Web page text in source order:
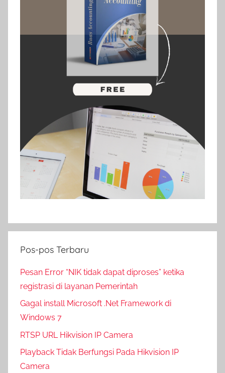
Pos-pos Terbaru
Pesan Error “NIK tidak dapat diproses” ketika
registrasi di layanan Pemerintah
Gagal install Microsoft .Net Framework di
Windows 7
RTSP URL Hikvision IP Camera
Playback Tidak Berfungsi Pada Hikvision IP
Camera